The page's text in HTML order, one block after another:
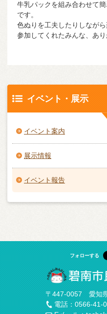
牛乳パックを組み合わせて
です。
色ぬりを工夫したりしなが
参加してくれたみんな、あり
イベント・展示
イベント案内
展示情報
イベント報告
フォローする
〒447-0057 愛知
電話：0566-41-